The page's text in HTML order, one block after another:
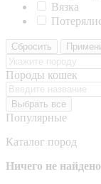
Вязка
Сбросить
Породы кошек
Выбрать все
Популярные
Каталог пород
Ничего не найдено